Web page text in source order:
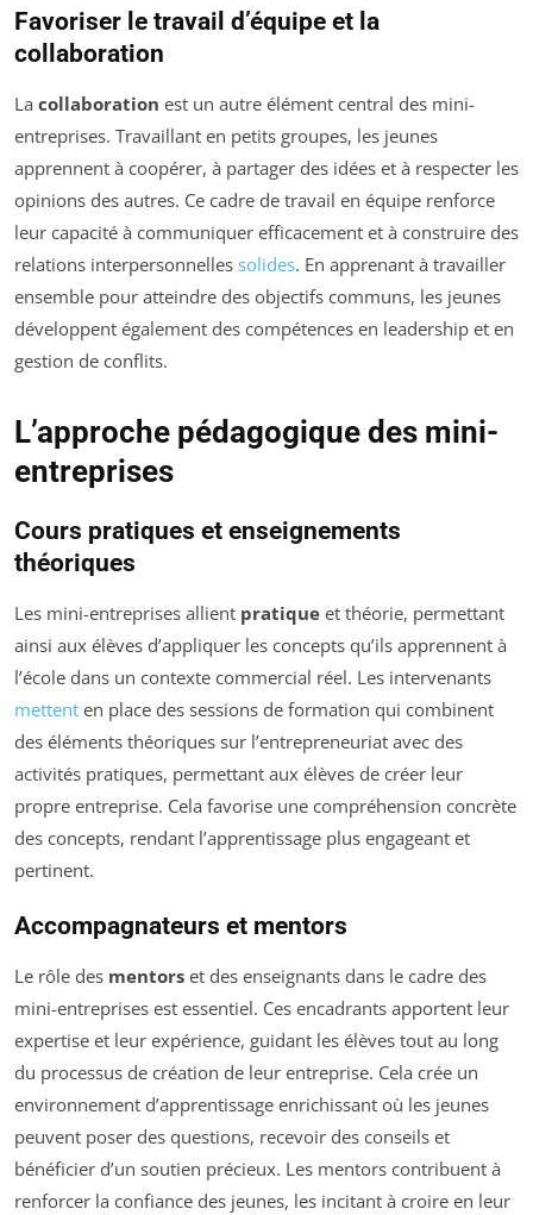
Favoriser le travail d’équipe et la
collaboration
La collaboration est un autre élément central des mini-
entreprises. Travaillant en petits groupes, les jeunes
apprennent à coopérer, à partager des idées et à respecter les
opinions des autres. Ce cadre de travail en équipe renforce
leur capacité à communiquer efficacement et à construire des
relations interpersonnelles solides. En apprenant à travailler
ensemble pour atteindre des objectifs communs, les jeunes
développent également des compétences en leadership et en
gestion de conflits.
L’approche pédagogique des mini-
entreprises
Cours pratiques et enseignements
théoriques
Les mini-entreprises allient pratique et théorie, permettant
ainsi aux élèves d’appliquer les concepts qu’ils apprennent à
l’école dans un contexte commercial réel. Les intervenants
mettent en place des sessions de formation qui combinent
des éléments théoriques sur l’entrepreneuriat avec des
activités pratiques, permettant aux élèves de créer leur
propre entreprise. Cela favorise une compréhension concrète
des concepts, rendant l’apprentissage plus engageant et
pertinent.
Accompagnateurs et mentors
Le rôle des mentors et des enseignants dans le cadre des
mini-entreprises est essentiel. Ces encadrants apportent leur
expertise et leur expérience, guidant les élèves tout au long
du processus de création de leur entreprise. Cela crée un
environnement d’apprentissage enrichissant où les jeunes
peuvent poser des questions, recevoir des conseils et
bénéficier d’un soutien précieux. Les mentors contribuent à
renforcer la confiance des jeunes, les incitant à croire en leur